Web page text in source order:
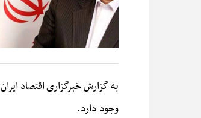
به گزارش خبرگزاریاقتصاد ایران
وجود دارد.